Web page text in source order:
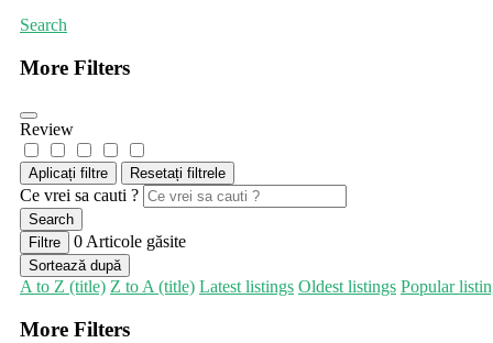
Search
More Filters
Review
Aplicați filtre Resetați filtrele
Ce vrei sa cauti ?
Search
Filtre
0 Articole găsite
Sortează după
A to Z (title) Z to A (title) Latest listings Oldest listings Popular
More Filters